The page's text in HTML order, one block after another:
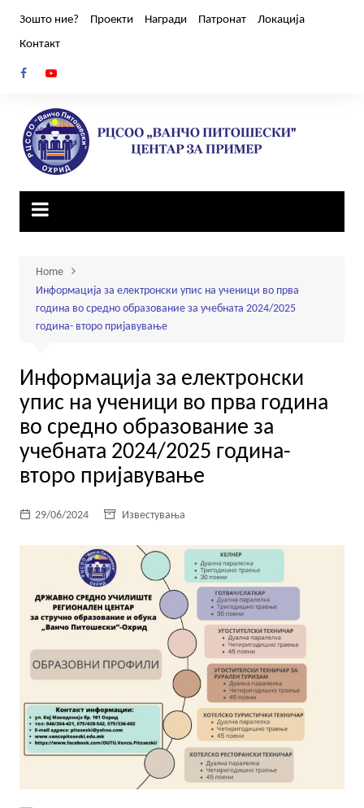
content
Зошто ние? Проекти Награди Патронат
Локација
Контакт
Home
Информација за електронски упис на ученици во прва
година во средно образование за учебната 2024/2025
година- второ пријавување
Информација за електронски
упис на ученици во прва година
во средно образование за
учебната 2024/2025 година-
второ пријавување
29/06/2024 Известувања